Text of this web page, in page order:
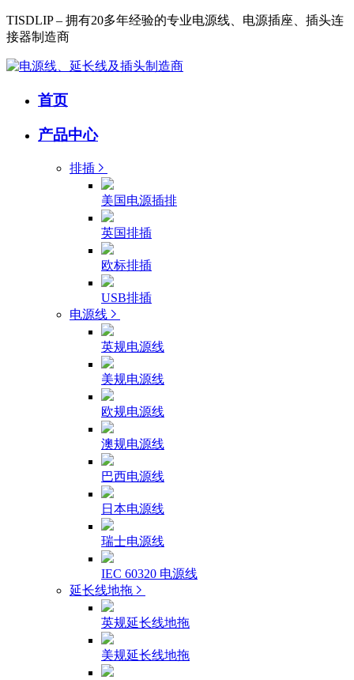
TISDLIP – 拥有20多年经验的专业电源线、电源插座、插头连
接器制造商
首页
产品中心
排插
美国电源插排
英国排插
欧标排插
USB排插
电源线
英规电源线
美规电源线
欧规电源线
澳规电源线
巴西电源线
日本电源线
瑞士电源线
IEC 60320 电源线
延长线地拖
英规延长线地拖
美规延长线地拖